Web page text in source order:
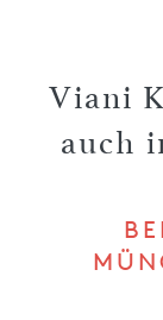
Viani
auch